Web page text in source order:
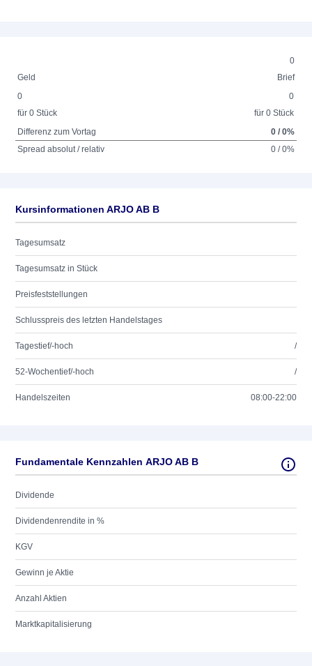
0
Geld
Brief
0
für 0 Stück
0
für 0 Stück
Differenz zum Vortag
0 / 0%
Spread absolut / relativ
0 / 0%
Kursinformationen ARJO AB B
Tagesumsatz
Tagesumsatz in Stück
Preisfeststellungen
Schlusspreis des letzten Handelstages
Tagestief/-hoch /
52-Wochentief/-hoch /
Handelszeiten 08:00-22:00
Fundamentale Kennzahlen ARJO AB B
Dividende
Dividendenrendite in %
KGV
Gewinn je Aktie
Anzahl Aktien
Marktkapitalisierung